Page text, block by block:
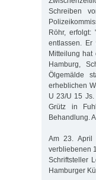
Schreiben
Röhr,
entlassen.
Mitteilung
Hamburg,
Ölgemälde
erheblichen
U 23/U 15
Grütz in
Behandlung.
Am 23. April
verbliebenen
Schriftsteller
Hamburger